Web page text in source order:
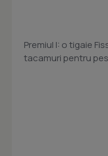
Premiul I: o tigaie
tacamuri pentru